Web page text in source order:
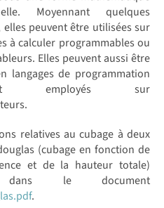
Moyennant quelques
elles peuvent être utilisées sur
à calculer programmables ou
Elles peuvent aussi être
langages de programmation
employés sur
relatives au cubage à deux
(cubage en fonction de
et de la hauteur totale)
dans le document
.